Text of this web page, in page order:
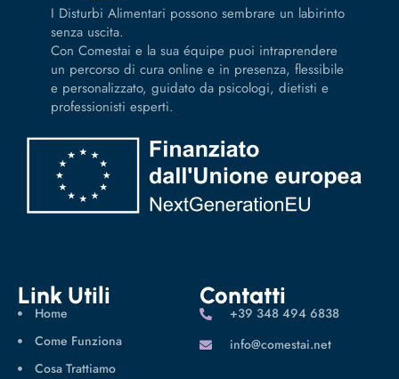
I Disturbi Alimentari possono sembrare un labirinto
senza uscita.
Con Comestai e la sua équipe puoi intraprendere
un percorso di cura online e in presenza, flessibile
e personalizzato, guidato da psicologi, dietisti e
professionisti esperti.
Link Utili
Home
Come Funziona
Cosa Trattiamo
Contatti
‪+39 348 494 6838
info@comestai.net